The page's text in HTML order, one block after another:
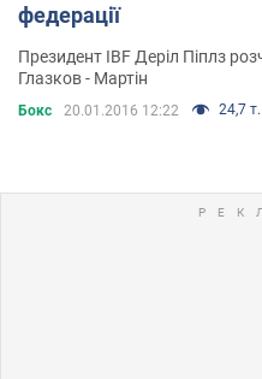
федерації
Президент IBF Деріл Піплз
Глазков - Мартін
Бокс 20.01.2016 12:22 24,7 т.